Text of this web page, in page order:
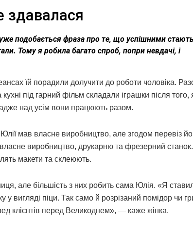
здавалася
подобається фраза про те, що успішними стають
Тому я робила багато спроб, попри невдачі, і
їй порадили долучити до роботи чоловіка.
під гарний фільм складали іграшки після того,
над усім вони працюють разом.
мав власне виробництво, але згодом перевіз
виробництво, друкарню та фрезерний станок.
макети та склеюють.
але більшість з них робить сама Юлія. «Я
вигляді піци. Так само й розрізаний помідор чи
клієнтів перед Великоднем», — каже жінка.